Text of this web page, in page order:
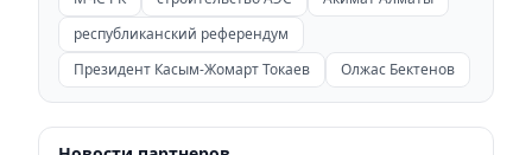
республиканский референдум
Президент Касым-Жомарт Токаев
Олжас Бектенов